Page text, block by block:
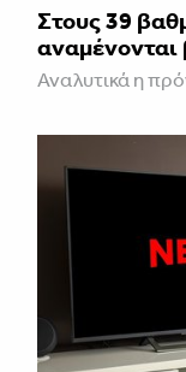
Στους 39
αναμένονται
Αναλυτικά η